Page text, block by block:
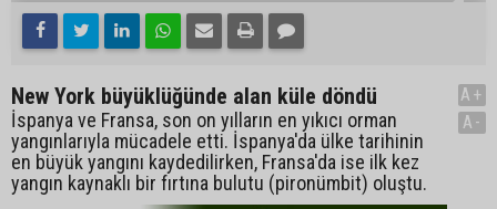
New York büyüklüğünde alan küle döndü
İspanya ve Fransa, son on yılların en yıkıcı orman
yangınlarıyla mücadele etti. İspanya'da ülke tarihinin
en büyük yangını kaydedilirken, Fransa'da ise ilk kez
yangın kaynaklı bir fırtına bulutu (pironümbit) oluştu.
A+
A-